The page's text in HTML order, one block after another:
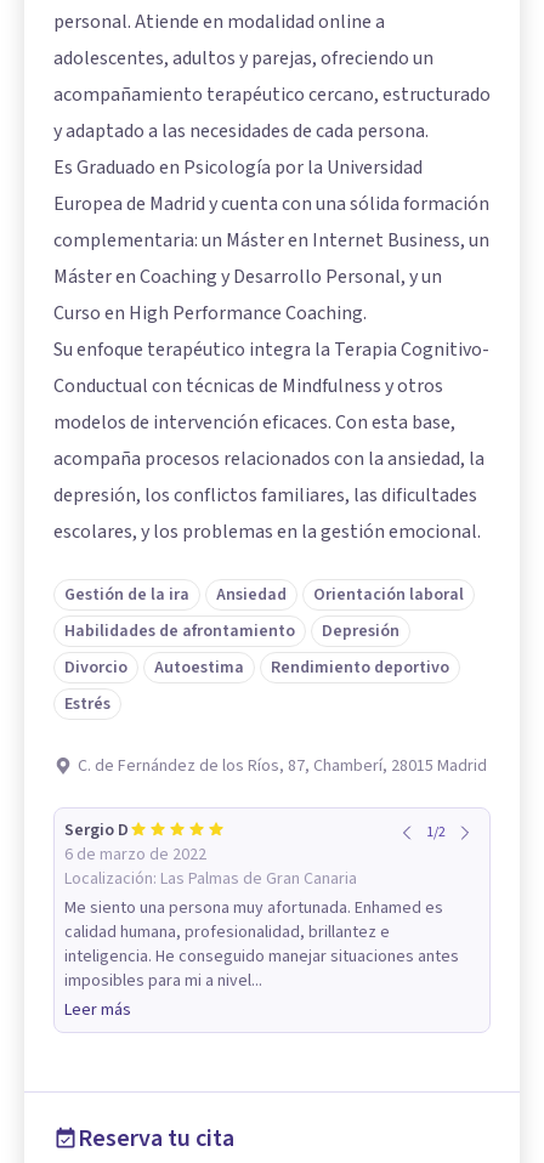
personal. Atiende en modalidad online a
adolescentes, adultos y parejas, ofreciendo un
acompañamiento terapéutico cercano, estructurado
y adaptado a las necesidades de cada persona.
Es Graduado en Psicología por la Universidad
Europea de Madrid y cuenta con una sólida formación
complementaria: un Máster en Internet Business, un
Máster en Coaching y Desarrollo Personal, y un
Curso en High Performance Coaching.
Su enfoque terapéutico integra la Terapia Cognitivo-
Conductual con técnicas de Mindfulness y otros
modelos de intervención eficaces. Con esta base,
acompaña procesos relacionados con la ansiedad, la
depresión, los conflictos familiares, las dificultades
escolares, y los problemas en la gestión emocional.
Gestión de la ira Ansiedad
Orientación laboral
Habilidades de afrontamiento
Depresión
Divorcio
Autoestima
Rendimiento deportivo
Estrés
C. de Fernández de los Ríos, 87, Chamberí, 28015 Madrid
Sergio D
6 de marzo de 2022
Localización: Las Palmas de Gran Canaria
1/2
Me siento una persona muy afortunada. Enhamed es
calidad humana, profesionalidad, brillantez e
inteligencia. He conseguido manejar situaciones antes
imposibles para mi a nivel...
Leer más
Reserva tu cita